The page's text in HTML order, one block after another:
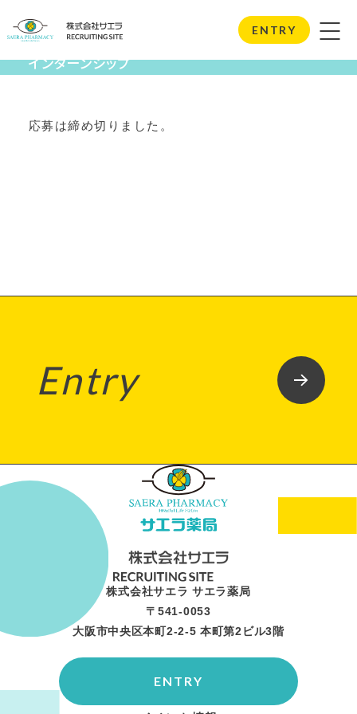
ENTRY
Internship
インターンシップ
応募は締め切りました。
Entry
株式会社サエラ サエラ薬局
〒541-0053
大阪市中央区本町2-2-5 本町第2ビル3階
ENTRY